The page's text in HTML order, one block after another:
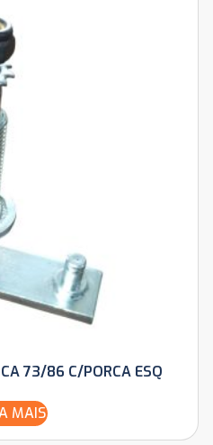
73/86 C/PORCA ESQ
MAIS